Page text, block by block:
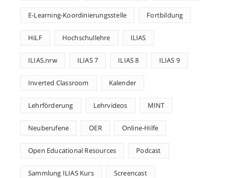
E-Learning-Koordinierungsstelle Fortbildung
HiLF Hochschullehre ILIAS
ILIAS.nrw ILIAS 7 ILIAS 8 ILIAS 9
Inverted Classroom Kalender
Lehrförderung Lehrvideos MINT
Neuberufene OER Online-Hilfe
Open Educational Resources Podcast
Sammlung ILIAS Kurs Screencast